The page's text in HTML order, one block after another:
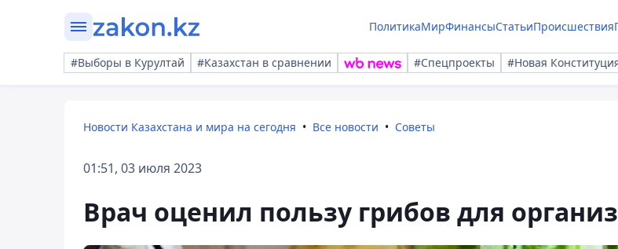
ПолитикаМирФинансыСтатьиПроисшествия
#Выборы в Курултай #Казахстан в сравнении #Спецпроекты #Новая
Новости Казахстана и мира на сегодня Все новости Советы
01:51, 03 июля 2023
Врач оценил пользу грибов для